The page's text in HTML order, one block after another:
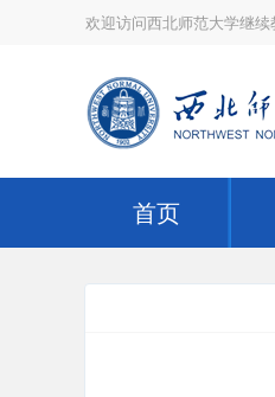
欢迎访问西北师范大学继续
首页